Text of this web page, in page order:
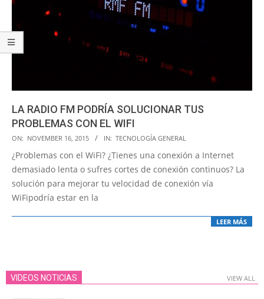
LA RADIO FM PODRÍA SOLUCIONAR TUS
PROBLEMAS CON EL WIFI
2015-
11-
16
ON: NOVEMBER 16, 2015 IN: TECNOLOGÍA GENERAL
¿Problemas con el WiFi? ¿Tienes una conexión a Internet
demasiado lenta o sufres cortes de conexión continuos? La
solución para mejorar tu velocidad de conexión vía
WiFipodría estar en la
LEER MÁS
VIDEOS NOTICIAS VIEW ALL